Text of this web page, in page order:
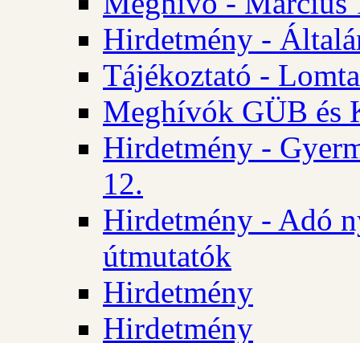
Hirdetmény -
Tájékoztató -
Meghívók GÜB és
Hirdetmény -
12.
Hirdetmény - Adó
útmutatók
Hirdetmény
Hirdetmény